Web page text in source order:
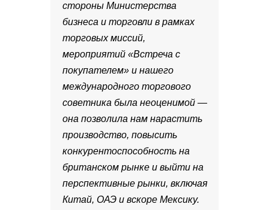
стороны Министерства
бизнеса и торговли в рамках
торговых миссий,
мероприятий «Встреча с
покупателем» и нашего
международного торгового
советника была неоценимой —
она позволила нам нарастить
производство, повысить
конкурентоспособность на
британском рынке и выйти на
перспективные рынки, включая
Китай, ОАЭ и вскоре Мексику.